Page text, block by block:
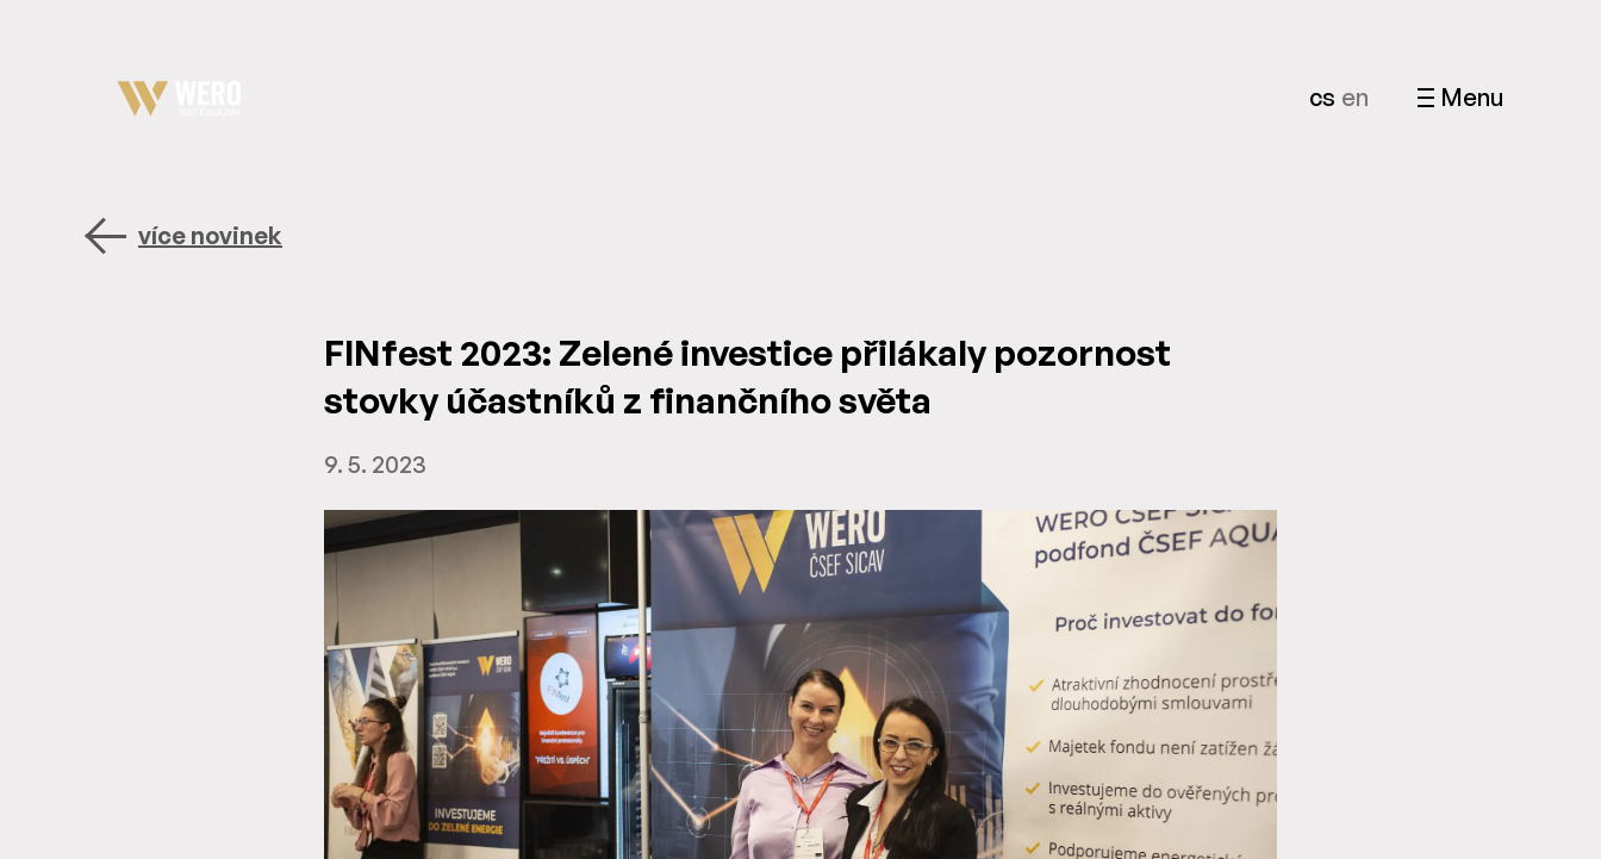
cs en Menu
více novinek
FINfest 2023: Zelené investice přilákaly pozornost
stovky účastníků z finančního světa
9. 5. 2023